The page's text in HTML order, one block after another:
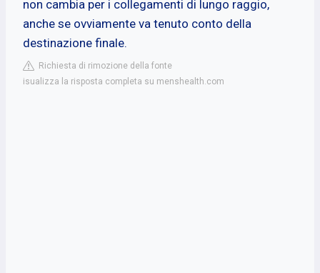
non cambia per i collegamenti di lungo raggio,
anche se ovviamente va tenuto conto della
destinazione finale.
Richiesta di rimozione della fonte
isualizza la risposta completa su menshealth.com